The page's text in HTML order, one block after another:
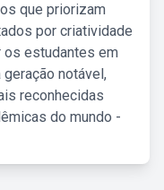
que priorizam
por criatividade
os estudantes em
geração notável,
reconhecidas
do mundo -